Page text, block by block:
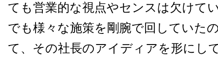
ても営業的な視点やセンスは欠けて
でも様々な施策を剛腕で回していた
て、その社長のアイディアを形にし